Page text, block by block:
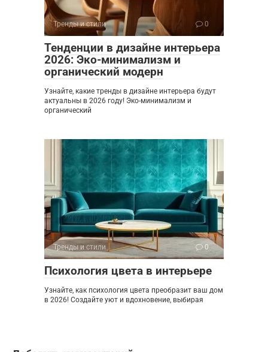
Тренды и стили 0
Тенденции в дизайне интерьера
2026: Эко-минимализм и
органический модерн
Узнайте, какие тренды в дизайне интерьера будут
актуальны в 2026 году! Эко-минимализм и
органический
Тренды и стили 0
Психология цвета в интерьере
Узнайте, как психология цвета преобразит ваш дом
в 2026! Создайте уют и вдохновение, выбирая